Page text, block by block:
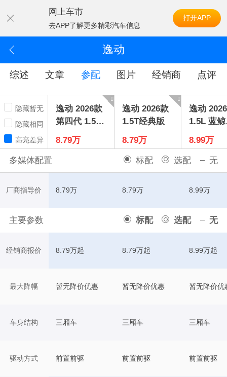
网上车市
去APP了解更多精彩汽车信息
打开APP
逸动
综述 文章 参配 图片 经销商 点评
隐藏暂无
隐藏相同
高亮差异
逸动 2026款
第四代 1.5T
500Bar劲享
型
8.79万
逸动 2026款
1.5T经典版
8.79万
逸动
1.5L 蓝
擎劲享型
8.99万
多媒体配置 标配 选配 无
厂商指导价
主要参数 标配 选配 无
经销商报价
最大降幅
车身结构
驱动方式
8.79万 8.79万 8.99万
8.79万起 8.79万起 8.99万起
暂无降价优惠 暂无降价优惠 暂无降价优
三厢车 三厢车 三厢车
前置前驱 前置前驱 前置前驱